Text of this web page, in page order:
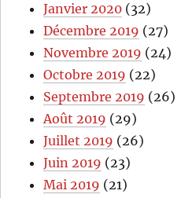
Janvier 2020 (32)
Décembre 2019 (27)
Novembre 2019 (24)
Octobre 2019 (22)
Septembre 2019 (26)
Août 2019 (29)
Juillet 2019 (26)
Juin 2019 (23)
Mai 2019 (21)